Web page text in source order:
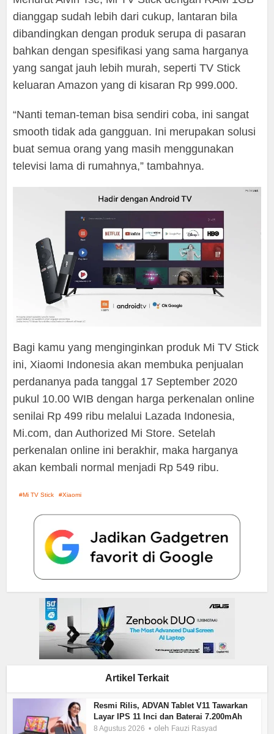
dianggap sudah lebih dari cukup, lantaran bila
dibandingkan dengan produk serupa di pasaran
bahkan dengan spesifikasi yang sama harganya
yang sangat jauh lebih murah, seperti TV Stick
keluaran Amazon yang di kisaran Rp 999.000.
“Nanti teman-teman bisa sendiri coba, ini sangat
smooth tidak ada gangguan. Ini merupakan solusi
buat semua orang yang masih menggunakan
televisi lama di rumahnya,” tambahnya.
Bagi kamu yang menginginkan produk Mi TV Stick
ini, Xiaomi Indonesia akan membuka penjualan
perdananya pada tanggal 17 September 2020
pukul 10.00 WIB dengan harga perkenalan online
senilai Rp 499 ribu melalui Lazada Indonesia,
Mi.com, dan Authorized Mi Store. Setelah
perkenalan online ini berakhir, maka harganya
akan kembali normal menjadi Rp 549 ribu.
Mi TV Stick Xiaomi
Artikel Terkait
Resmi Rilis, ADVAN Tablet V11 Tawarkan
Layar IPS 11 Inci dan Baterai 7.200mAh
8 Agustus 2026 oleh Fauzi Rasyad